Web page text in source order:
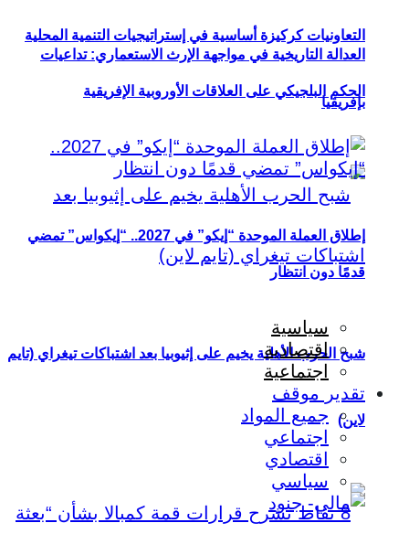
التعاونيات كركيزة أساسية في إستراتيجيات التنمية المحلية
بإفريقيا
شبح الحرب الأهلية يخيم على إثيوبيا بعد اشتباكات تيغراي (تايم
لاين)
العدالة التاريخية في مواجهة الإرث الاستعماري: تداعيات
الحكم البلجيكي على العلاقات الأوروبية الإفريقية
إطلاق العملة الموحدة “إيكو” في 2027.. “إيكواس” تمضي
قدمًا دون انتظار
سياسية
اقتصادية
اجتماعية
تقدير موقف
جميع المواد
اجتماعي
اقتصادي
سياسي